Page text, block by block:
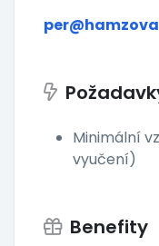
Minimální
vyučení)
Benefity